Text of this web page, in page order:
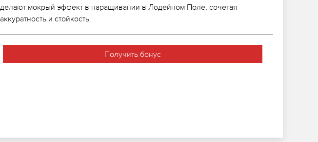
делают мокрый эффект в наращивании в Лодейном Поле, сочетая
аккуратность и стойкость.
Получить бонус